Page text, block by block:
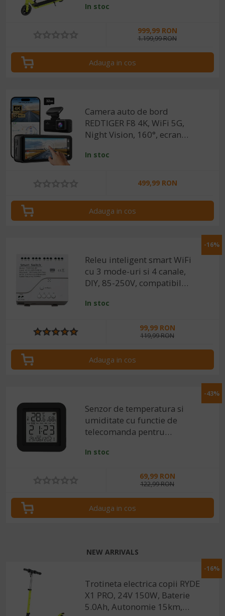
viteza, Frana
maxima 18 km/h, Greutate
In stoc
999,99 RON
1.199,99 RON
Adauga in cos
Camera auto de bord
REDTIGER F8 4K, WiFi 5G,
Night Vision, 160°, ecran
dedicata, G-sensor si
In stoc
499,99 RON
Adauga in cos
-16%
Releu inteligent smart WiFi
cu 3 mode-uri si 4 canale,
DIY, 85-250V, compatibil
In stoc
99,99 RON
119,99 RON
Adauga in cos
-43%
Senzor de temperatura si
umiditate cu functie de
telecomanda pentru
Tuya / SmartLife
In stoc
69,99 RON
122,99 RON
Adauga in cos
NEW ARRIVALS
-16%
Trotineta electrica copii RYDE
X1 PRO, 24V 150W, Baterie
5.0Ah, Autonomie 15km,